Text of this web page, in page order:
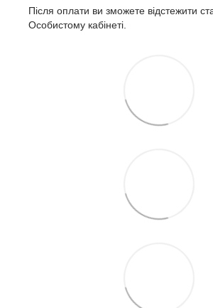
Після оплати ви зможете відстежити
Особистому кабінеті.